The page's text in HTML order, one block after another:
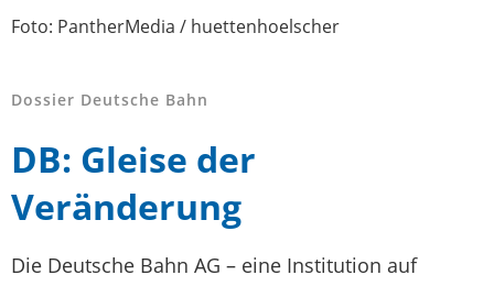
Foto: PantherMedia / huettenhoelscher
Dossier Deutsche Bahn
DB: Gleise der
Veränderung
Die Deutsche Bahn AG – eine Institution auf